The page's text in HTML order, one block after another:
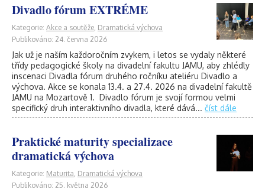
Divadlo fórum EXTRÉME
Kategorie: Akce a soutěže, Dramatická výchova
Publikováno: 24. června 2026
Jak už je naším každoročním zvykem, i letos se vydaly některé
třídy pedagogické školy na divadelní fakultu JAMU, aby zhlédly
inscenaci Divadla fórum druhého ročníku ateliéru Divadlo a
výchova. Akce se konala 13.4. a 27.4. 2026 na divadelní fakultě
JAMU na Mozartově 1. Divadlo fórum je svojí formou velmi
specifický druh interaktivního divadla, které dává... číst dále
Praktické maturity specializace
dramatická výchova
Kategorie: Maturita, Dramatická výchova
Publikováno: 25. května 2026